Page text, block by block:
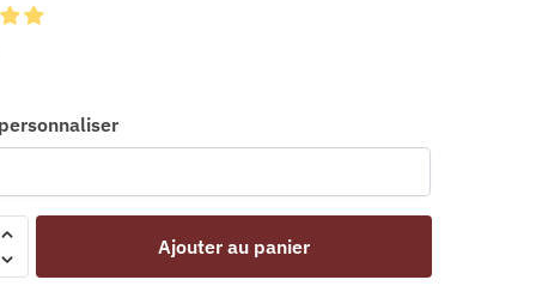
Ajouter au panier